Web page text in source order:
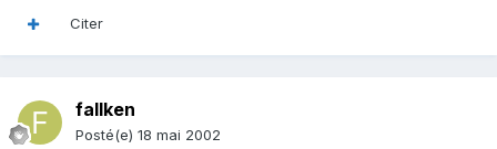
Citer
fallken
Posté(e) 18 mai 2002